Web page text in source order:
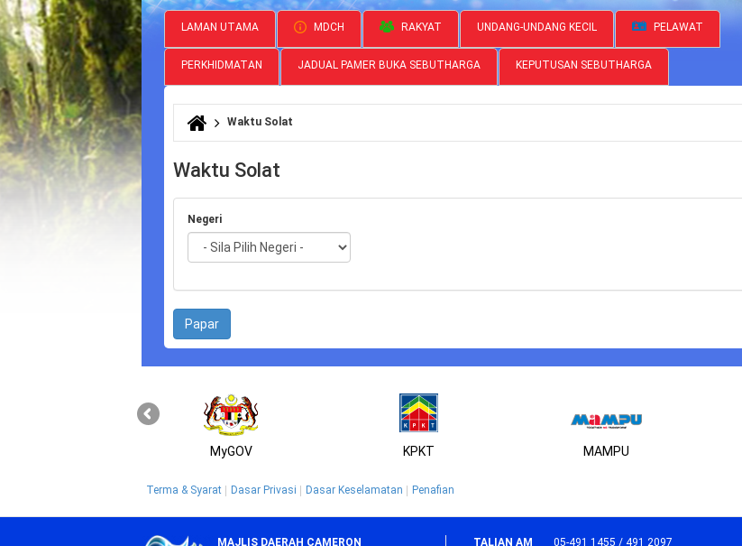
LAMAN UTAMA MDCH RAKYAT UNDANG-UNDANG KECIL PELAWAT
PERKHIDMATAN JADUAL PAMER BUKA SEBUTHARGA KEPUTUSAN SEBUTHARGA
Anda di sini
Waktu Solat
Waktu Solat
Negeri
MyGOV KPKT MAMPU
Terma & Syarat Dasar Privasi Dasar Keselamatan Penafian
MAJLIS DAERAH CAMERON TALIAN AM 05-491 1455 / 491 2097